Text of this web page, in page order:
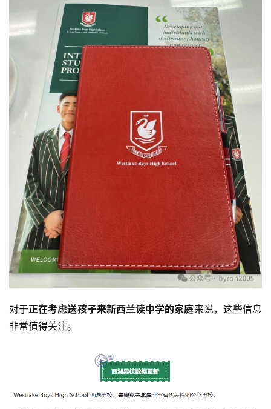
对于正在考虑送孩子来新西兰读中学的家庭来说，这些信息
非常值得关注。